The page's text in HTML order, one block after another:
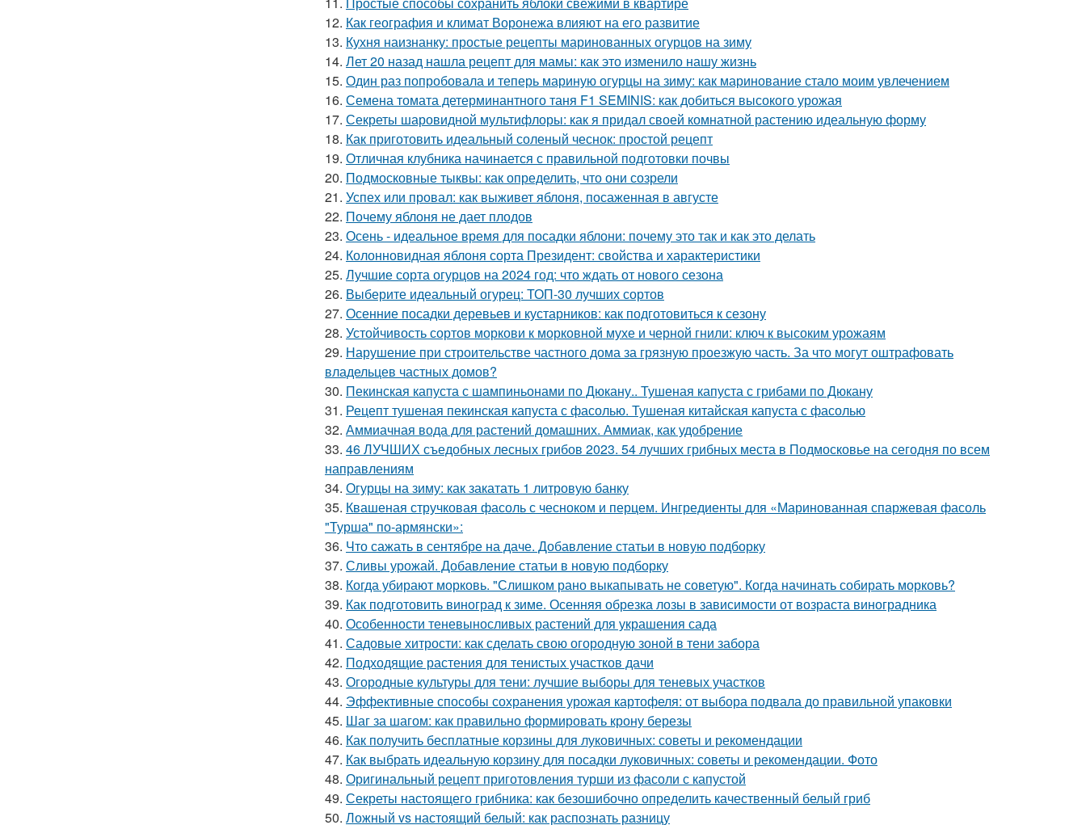
12. Как география и климат Воронежа влияют на его развитие
13. Кухня наизнанку: простые рецепты маринованных огурцов на зиму
14. Лет 20 назад нашла рецепт для мамы: как это изменило нашу жизнь
15. Один раз попробовала и теперь мариную огурцы на зиму: как маринование стало моим увлечением
16. Семена томата детерминантного таня F1 SEMINIS: как добиться высокого урожая
17. Секреты шаровидной мультифлоры: как я придал своей комнатной растению идеальную форму
18. Как приготовить идеальный соленый чеснок: простой рецепт
19. Отличная клубника начинается с правильной подготовки почвы
20. Подмосковные тыквы: как определить, что они созрели
21. Успех или провал: как выживет яблоня, посаженная в августе
22. Почему яблоня не дает плодов
23. Осень - идеальное время для посадки яблони: почему это так и как это делать
24. Колонновидная яблоня сорта Президент: свойства и характеристики
25. Лучшие сорта огурцов на 2024 год: что ждать от нового сезона
26. Выберите идеальный огурец: ТОП-30 лучших сортов
27. Осенние посадки деревьев и кустарников: как подготовиться к сезону
28. Устойчивость сортов моркови к морковной мухе и черной гнили: ключ к высоким урожаям
29. Нарушение при строительстве частного дома за грязную проезжую часть. За что могут оштрафовать
владельцев частных домов?
30. Пекинская капуста с шампиньонами по Дюкану.. Тушеная капуста с грибами по Дюкану
31. Рецепт тушеная пекинская капуста с фасолью. Тушеная китайская капуста с фасолью
32. Аммиачная вода для растений домашних. Аммиак, как удобрение
33. 46 ЛУЧШИХ съедобных лесных грибов 2023. 54 лучших грибных места в Подмосковье на сегодня по всем
направлениям
34. Огурцы на зиму: как закатать 1 литровую банку
35. Квашеная стручковая фасоль с чесноком и перцем. Ингредиенты для «Маринованная спаржевая фасоль
"Турша" по-армянски»:
36. Что сажать в сентябре на даче. Добавление статьи в новую подборку
37. Сливы урожай. Добавление статьи в новую подборку
38. Когда убирают морковь. "Слишком рано выкапывать не советую". Когда начинать собирать морковь?
39. Как подготовить виноград к зиме. Осенняя обрезка лозы в зависимости от возраста виноградника
40. Особенности теневыносливых растений для украшения сада
41. Садовые хитрости: как сделать свою огородную зоной в тени забора
42. Подходящие растения для тенистых участков дачи
43. Огородные культуры для тени: лучшие выборы для теневых участков
44. Эффективные способы сохранения урожая картофеля: от выбора подвала до правильной упаковки
45. Шаг за шагом: как правильно формировать крону березы
46. Как получить бесплатные корзины для луковичных: советы и рекомендации
47. Как выбрать идеальную корзину для посадки луковичных: советы и рекомендации. Фото
48. Оригинальный рецепт приготовления турши из фасоли с капустой
49. Секреты настоящего грибника: как безошибочно определить качественный белый гриб
50. Ложный vs настоящий белый: как распознать разницу